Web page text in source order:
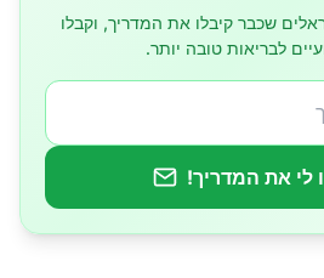
ל-46,000 ישראלים שכבר קיבלו את המדריך, וקבלו
לבריאות טובה יותר.
לי את המדריך!